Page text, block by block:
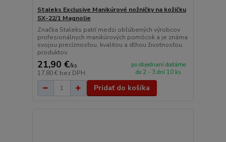
Staleks Exclusive Manikúrové nožničky na kožičku
SX-22/1 Magnolie
Značka Staleks patrí medzi obľúbených výrobcov
profesionálnych manikúrových pomôcok a je známa
svojou precíznosťou, kvalitou a dlhou životnosťou
produktov.
21,90 €/ks
17,80 € bez DPH
po objednaní dodáme
do 2 - 3 dní 10 ks
Pridať do košíka